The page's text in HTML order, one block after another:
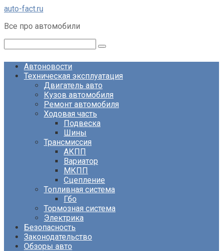
Перейти
контенту
auto-fact.ru
Все про автомобили
Автоновости
Техническая эксплуатация
Двигатель авто
Кузов автомобиля
Ремонт автомобиля
Ходовая часть
Подвеска
Шины
Трансмиссия
АКПП
Вариатор
МКПП
Сцепление
Топливная система
Гбо
Тормозная система
Электрика
Безопасность
Законодательство
Обзоры авто